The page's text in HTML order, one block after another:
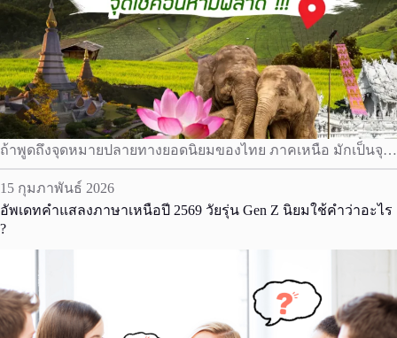
ถ้าพูดถึงจุดหมายปลายทางยอดนิยมของไทย ภาคเหนือ มักเป็นจุ…
15 กุมภาพันธ์ 2026
อัพเดทคำแสลงภาษาเหนือปี 2569 วัยรุ่น Gen Z นิยมใช้คำว่าอะไร
?